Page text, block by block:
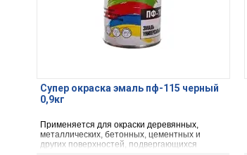
Супер окраска эмаль пф-115 черный
0,9кг
Применяется для окраски деревянных,
металлических, бетонных, цементных и
других поверхностей, подвергающихся